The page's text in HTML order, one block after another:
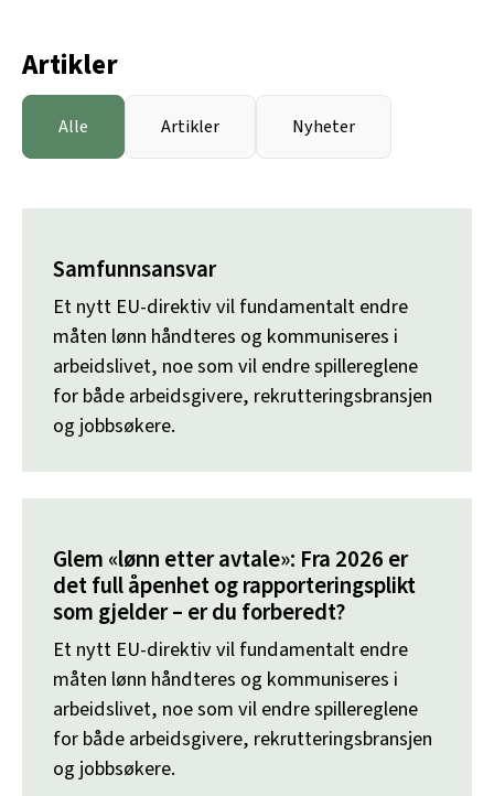
content
Artikler
Alle Artikler Nyheter
Samfunnsansvar
Et nytt EU-direktiv vil fundamentalt endre
måten lønn håndteres og kommuniseres i
arbeidslivet, noe som vil endre spillereglene
for både arbeidsgivere, rekrutteringsbransjen
og jobbsøkere.
Glem «lønn etter avtale»: Fra 2026 er
det full åpenhet og rapporteringsplikt
som gjelder – er du forberedt?
Et nytt EU-direktiv vil fundamentalt endre
måten lønn håndteres og kommuniseres i
arbeidslivet, noe som vil endre spillereglene
for både arbeidsgivere, rekrutteringsbransjen
og jobbsøkere.